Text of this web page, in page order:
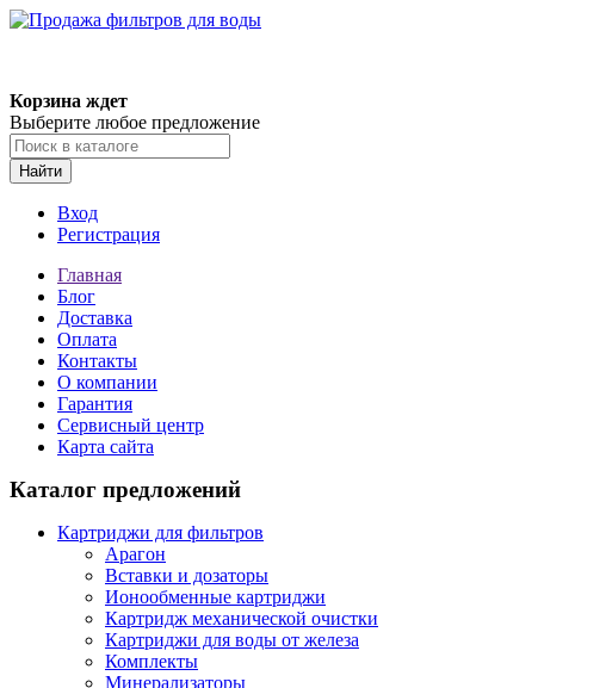
Корзина ждет
Выберите любое предложение
Найти
Вход
Регистрация
Главная
Блог
Доставка
Оплата
Контакты
О компании
Гарантия
Сервисный центр
Карта сайта
Каталог предложений
Картриджи для фильтров
Арагон
Вставки и дозаторы
Ионообменные картриджи
Картридж механической очистки
Картриджи для воды от железа
Комплекты
Минерализаторы